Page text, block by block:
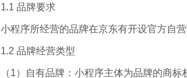
1.1 品牌要求
小程序所经营的品牌在京东有开设官方自
1.2 品牌经营类型
（1）自有品牌：小程序主体为品牌的商标